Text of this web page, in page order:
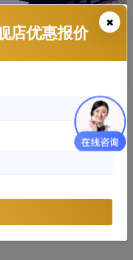
车衣和改色膜哪个好，两者
店优惠报价